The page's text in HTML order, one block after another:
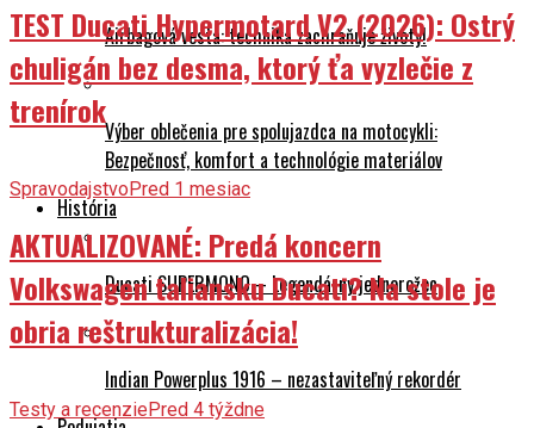
Airbagová vesta: technika zachraňuje životy!
Výber oblečenia pre spolujazdca na motocykli:
Bezpečnosť, komfort a technológie materiálov
História
Ducati SUPERMONO – Legendárny jednorožec
Indian Powerplus 1916 – nezastaviteľný rekordér
TEST Ducati Hypermotard V2 (2026): Ostrý
chuligán bez desma, ktorý ťa vyzlečie z
trenírok
SpravodajstvoPred 1 mesiac
AKTUALIZOVANÉ: Predá koncern
Volkswagen taliansku Ducati? Na stole je
obria reštrukturalizácia!
Testy a recenziePred 4 týždne